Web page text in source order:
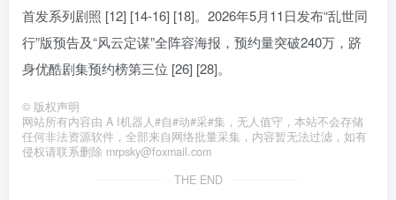
首发系列剧照 [12] [14-16] [18]。2026年5月11日发布“乱世同
行”版预告及“风云定谋”全阵容海报，预约量突破240万，跻
身优酷剧集预约榜第三位 [26] [28]。
© 版权声明
网站所有内容由 A I机器人#自#动#采#集，无人值守，本站不会存储
任何非法资源软件，全部来自网络批量采集，内容暂无法过滤，如有
侵权请联系删除 mrpsky@foxmail.com
THE END